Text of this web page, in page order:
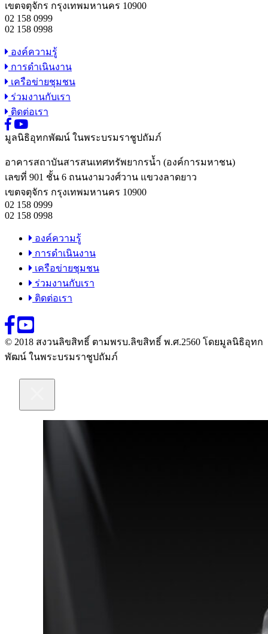
เขตจตุจักร กรุงเทพมหานคร 10900
02 158 0999
02 158 0998
องค์ความรู้
การดำเนินงาน
เครือข่ายชุมชน
ร่วมงานกับเรา
ติดต่อเรา
มูลนิธิอุทกพัฒน์ ในพระบรมราชูปถัมภ์
อาคารสถาบันสารสนเทศทรัพยากรน้ำ (องค์การมหาชน)
เลขที่ 901 ชั้น 6 ถนนงามวงศ์วาน แขวงลาดยาว
เขตจตุจักร กรุงเทพมหานคร 10900
02 158 0999
02 158 0998
องค์ความรู้
การดำเนินงาน
เครือข่ายชุมชน
ร่วมงานกับเรา
ติดต่อเรา
© 2018 สงวนลิขสิทธิ์ ตามพรบ.ลิขสิทธิ์ พ.ศ.2560 โดยมูลนิธิอุทก
พัฒน์ ในพระบรมราชูปถัมภ์